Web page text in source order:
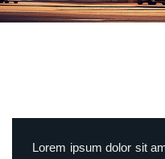
Lorem ipsum dolor sit